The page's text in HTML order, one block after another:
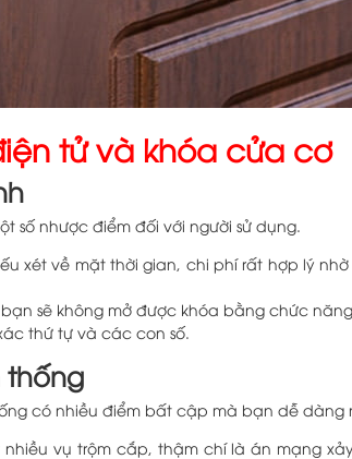
tử và khóa cửa cơ
số nhược điểm đối với người sử dụng.
xét về mặt thời gian, chi phí rất hợp lý
sẽ không mở được khóa bằng chức
thứ tự và các con số.
thống
có nhiều điểm bất cập mà bạn dễ dàng
vụ trộm cắp, thậm chí là án mạng